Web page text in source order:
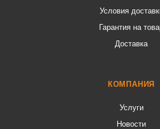
Условия
Гарантия на
Доставка
КОМПАНИЯ
Услуги
Новости